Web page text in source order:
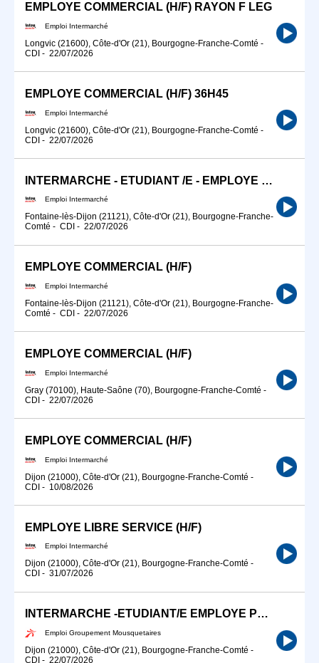
EMPLOYE COMMERCIAL (H/F) RAYON F LEG
Emploi Intermarché
Longvic (21600), Côte-d'Or (21), Bourgogne-Franche-Comté -
CDI - 22/07/2026
EMPLOYE COMMERCIAL (H/F) 36H45
Emploi Intermarché
Longvic (21600), Côte-d'Or (21), Bourgogne-Franche-Comté -
CDI - 22/07/2026
INTERMARCHE - ETUDIANT /E - EMPLOYE COMMERCIAL W.E. (H/F)
Emploi Intermarché
Fontaine-lès-Dijon (21121), Côte-d'Or (21), Bourgogne-Franche-
Comté - CDI - 22/07/2026
EMPLOYE COMMERCIAL (H/F)
Emploi Intermarché
Fontaine-lès-Dijon (21121), Côte-d'Or (21), Bourgogne-Franche-
Comté - CDI - 22/07/2026
EMPLOYE COMMERCIAL (H/F)
Emploi Intermarché
Gray (70100), Haute-Saône (70), Bourgogne-Franche-Comté -
CDI - 22/07/2026
EMPLOYE COMMERCIAL (H/F)
Emploi Intermarché
Dijon (21000), Côte-d'Or (21), Bourgogne-Franche-Comté -
CDI - 10/08/2026
EMPLOYE LIBRE SERVICE (H/F)
Emploi Intermarché
Dijon (21000), Côte-d'Or (21), Bourgogne-Franche-Comté -
CDI - 31/07/2026
INTERMARCHE -ETUDIANT/E EMPLOYE POLYVALENT H/F)
Emploi Groupement Mousquetaires
Dijon (21000), Côte-d'Or (21), Bourgogne-Franche-Comté -
CDI - 22/07/2026